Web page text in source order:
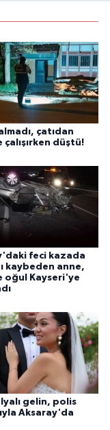
çatıdan
çalışırken düştü!
feci kazada
kaybeden anne,
oğul Kayseri'ye
gelin, polis
Aksaray'da